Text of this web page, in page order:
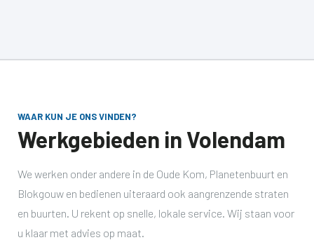
WAAR KUN JE ONS VINDEN?
Werkgebieden in Volendam
We werken onder andere in de Oude Kom, Planetenbuurt en
Blokgouw en bedienen uiteraard ook aangrenzende straten
en buurten. U rekent op snelle, lokale service. Wij staan voor
u klaar met advies op maat.